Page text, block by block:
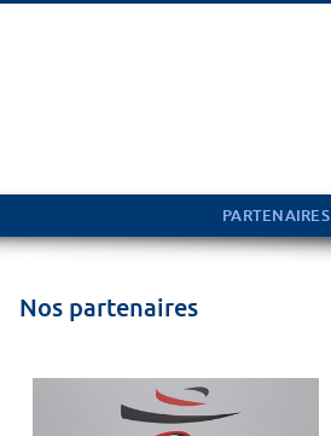
PARTENAIRES
Nos partenaires